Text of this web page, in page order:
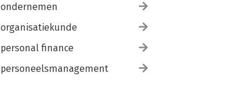
ondernemen
organisatiekunde
personal finance
personeelsmanagement